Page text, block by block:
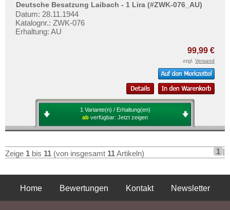
Deutsche Besatzung Laibach - 1 Lira (#ZWK-076_AU)
Datum: 28.11.1944
Katalognr.: ZWK-076
Erhaltung: AU
99,99 €
zzgl. Versand
1 Variante(n) / Erhaltung(en)
ab verfügbar: Jetzt zeigen
Zeige 1 bis 11 (von insgesamt 11Artikeln) 1 |
Home Bewertungen Kontakt
Newsletter